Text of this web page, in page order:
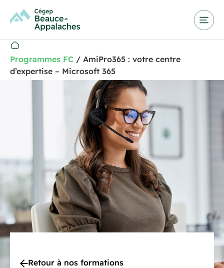
Programmes FC / AmiPro365 : votre centre
d’expertise – Microsoft 365
Retour à nos formations